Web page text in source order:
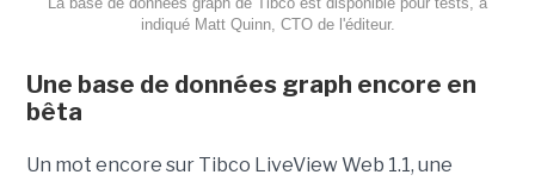
indiqué Matt Quinn, CTO de l'éditeur.
Une base de données graph encore en
bêta
Un mot encore sur Tibco LiveView Web 1.1, une